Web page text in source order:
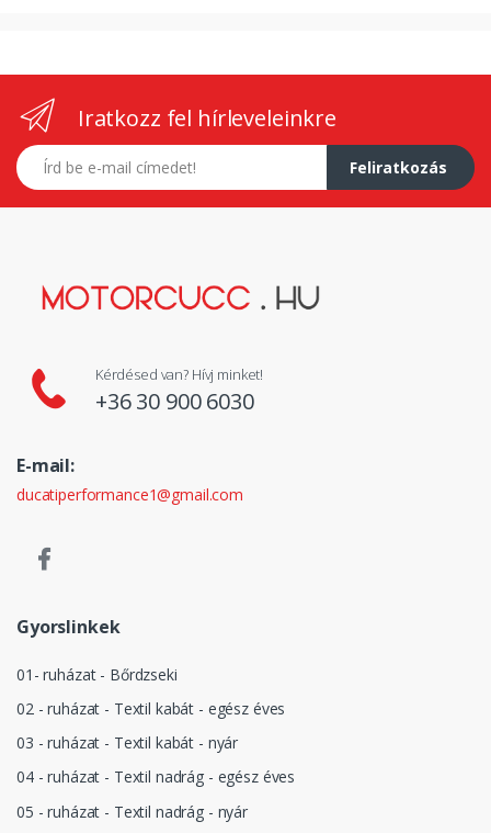
Iratkozz fel hírleveleinkre
E-mail címed
Feliratkozás
Kérdésed van? Hívj minket!
+36 30 900 6030
E-mail:
ducatiperformance1@gmail.com
Gyorslinkek
01- ruházat - Bőrdzseki
02 - ruházat - Textil kabát - egész éves
03 - ruházat - Textil kabát - nyár
04 - ruházat - Textil nadrág - egész éves
05 - ruházat - Textil nadrág - nyár